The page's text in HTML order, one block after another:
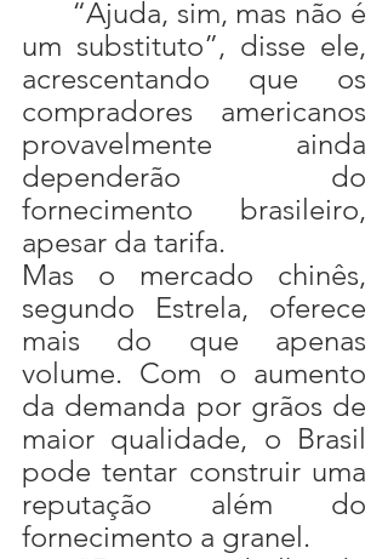
um substituto”, disse ele,
acrescentando que os
compradores americanos
provavelmente ainda
dependerão do
fornecimento brasileiro,
apesar da tarifa.
Mas o mercado chinês,
segundo Estrela, oferece
mais do que apenas
volume. Com o aumento
da demanda por grãos de
maior qualidade, o Brasil
pode tentar construir uma
reputação além do
fornecimento a granel.